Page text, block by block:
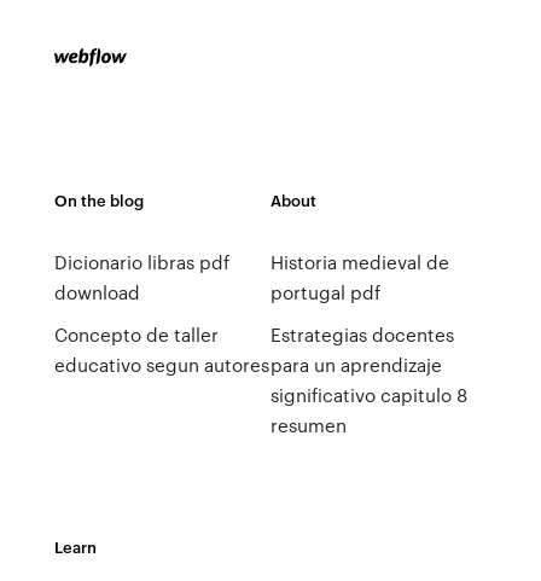
On the blog
Dicionario libras pdf
download
Concepto de taller
educativo segun autores
About
Historia medieval de
portugal pdf
Estrategias docentes
para un aprendizaje
significativo capitulo 8
resumen
Learn